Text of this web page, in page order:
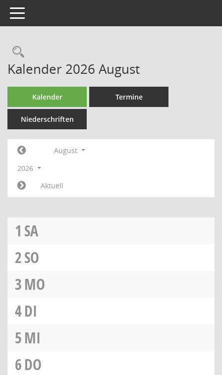
Toggle navigation
Rechercheauswahl
Kalender 2026 August
Kalender Termine
Niederschriften
August
2026
Aktuell
1 SA
2SO
3MO
4DI
5MI
6DO